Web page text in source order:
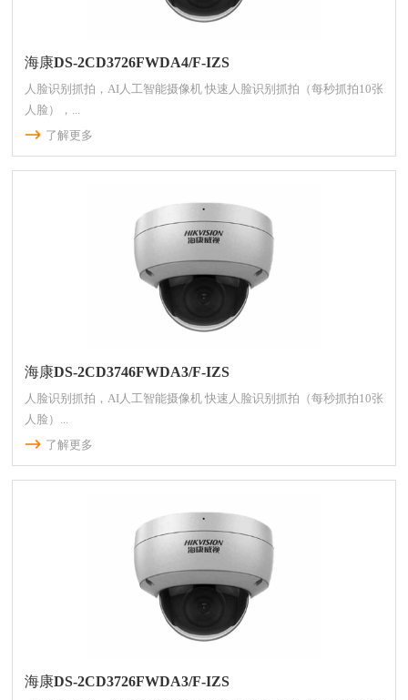
海康DS-2CD3726FWDA4/F-IZS
人脸识别抓拍，AI人工智能摄像机 快速人脸识别抓拍（每秒抓拍10张
人脸），...
了解更多
海康DS-2CD3746FWDA3/F-IZS
人脸识别抓拍，AI人工智能摄像机 快速人脸识别抓拍（每秒抓拍10张
人脸）...
了解更多
海康DS-2CD3726FWDA3/F-IZS